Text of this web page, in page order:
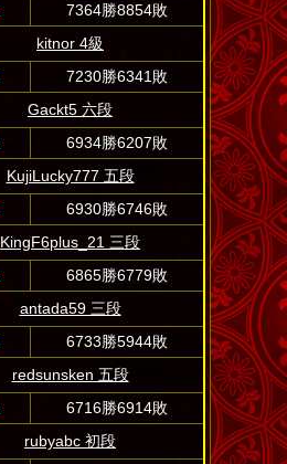
7364勝8854敗
kitnor 4級
7230勝6341敗
Gackt5 六段
6934勝6207敗
KujiLucky777 五段
6930勝6746敗
KingF6plus_21 三段
6865勝6779敗
antada59 三段
6733勝5944敗
redsunsken 五段
6716勝6914敗
rubyabc 初段